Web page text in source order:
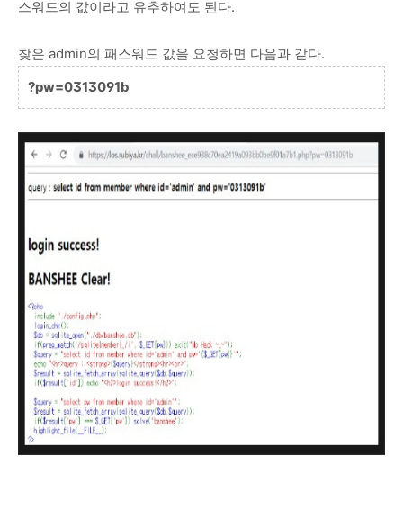
스워드의 값이라고 유추하여도 된다.
찾은 admin의 패스워드 값을 요청하면 다음과 같다.
?pw=0313091b